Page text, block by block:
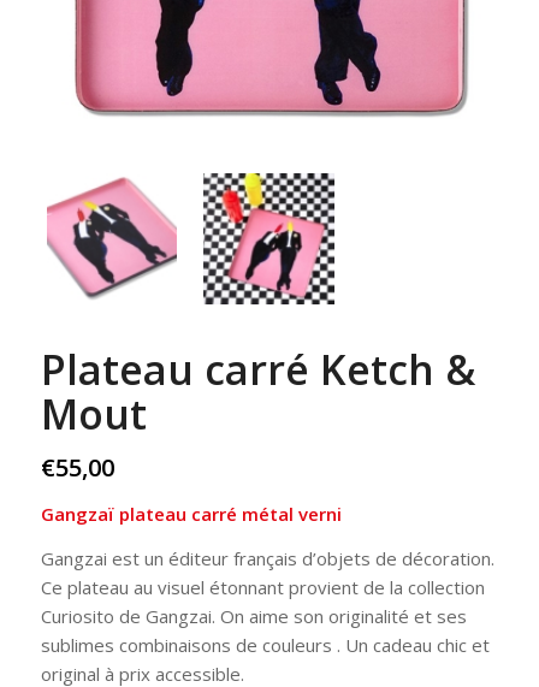
Plateau carré Ketch &
Mout
€55,00
Gangzaï plateau carré métal verni
Gangzai est un éditeur français d’objets de décoration.
Ce plateau au visuel étonnant provient de la collection
Curiosito de Gangzai. On aime son originalité et ses
sublimes combinaisons de couleurs . Un cadeau chic et
original à prix accessible.